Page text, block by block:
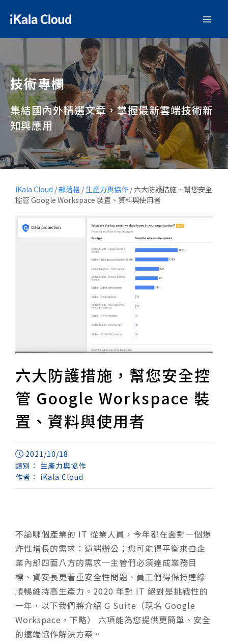
技術專欄
集結國內外精選文章，掌握最新雲端技術新
知與應用
iKala Cloud /部落格 / 生產力與協作 /六大防護措施，幫您安全
控管 Google Workspace 裝置、資料與使用者
六大防護措施，幫您安全控
管 Google Workspace 裝
置、資料與使用者
2021/10/18
類別： 生產力與協作
作者： iKala Cloud
不論哪個產業的 IT 從業人員，今年都在面對一個爆
炸性增長的需求：遠端辦公；您可能得平衡來自企
業內部四面八方的需求─主管們必須達成業務目
標、資安長更看重安全性問題、員工們得保持連線
順暢維持高生產力。2020 年對 IT 絕對是挑戰性的
一年，以下我們將介紹 G Suite（現名 Google
Workspace，下略） 六項能為您提供更簡單、安全
的遠端協作解決方案。